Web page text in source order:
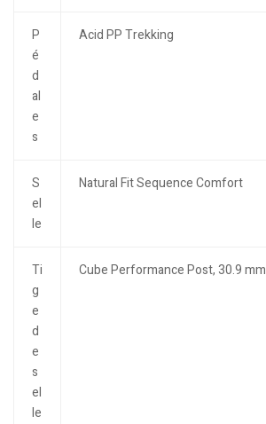
P
é
d
al
e
s
Acid PP Trekking
S
el
le
Natural Fit Sequence Comfort
Ti
g
e
d
e
s
el
le
Cube Performance Post, 30.9 mm